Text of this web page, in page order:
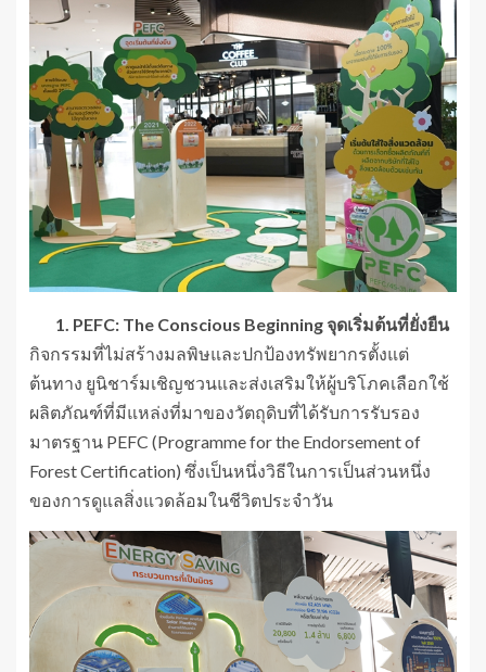
1. PEFC: The Conscious Beginning จุดเริ่มต้นที่ยั่งยืน
กิจกรรมที่ไม่สร้างมลพิษและปกป้องทรัพยากรตั้งแต่
ต้นทาง ยูนิชาร์มเชิญชวนและส่งเสริมให้ผู้บริโภคเลือกใช้
ผลิตภัณฑ์ที่มีแหล่งที่มาของวัตถุดิบที่ได้รับการรับรอง
มาตรฐาน PEFC (Programme for the Endorsement of
Forest Certification) ซึ่งเป็นหนึ่งวิธีในการเป็นส่วนหนึ่ง
ของการดูแลสิ่งแวดล้อมในชีวิตประจำวัน